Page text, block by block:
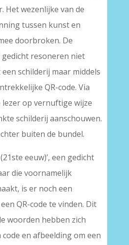
Het wezenlijke van de
tussen kunst en
doorbroken. De
resoneren niet
schilderij maar middels
QR-code. Via
lezer op vernuftige wijze
schilderij aanschouwen.
buiten de bundel.
eeuw)’, een gedicht
die voornamelijk
is er noch een
QR-code te vinden. Dit
woorden hebben zich
en afbeelding om een